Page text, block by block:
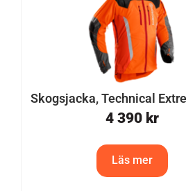
Skogsjacka, Technical
4 390 kr
Läs mer